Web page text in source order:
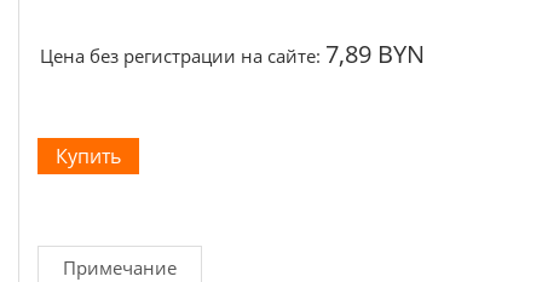
Цена без регистрации на сайте: 7,89 BYN
Примечание